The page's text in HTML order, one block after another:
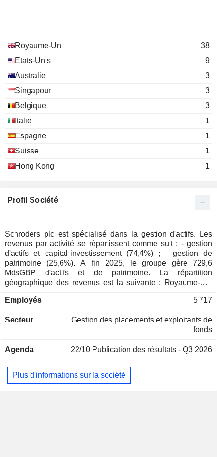
Royaume-Uni
38
Etats-Unis
9
Australie
3
Singapour
3
Belgique
3
Italie
1
Espagne
1
Suisse
1
Hong Kong
1
Profil Société
Schroders plc est spécialisé dans la gestion d'actifs. Les
revenus par activité se répartissent comme suit : - gestion
d'actifs et capital-investissement (74,4%) ; - gestion de
patrimoine (25,6%). A fin 2025, le groupe gère 729,6
MdsGBP d'actifs et de patrimoine. La répartition
géographique des revenus est la suivante : Royaume-Uni
Pacifique (18,5%) et Amériques (10,7%).
Employés 5 717
Secteur
Gestion des placements et exploitants de
fonds
Agenda 22/10 Publication des résultats - Q3 2026
Plus d'informations sur la société